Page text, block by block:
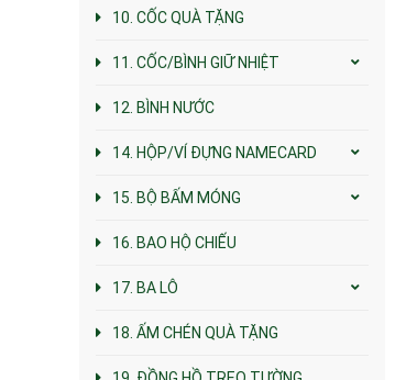
10. CỐC QUÀ TẶNG
11. CỐC/BÌNH GIỮ NHIỆT
12. BÌNH NƯỚC
14. HỘP/VÍ ĐỰNG NAMECARD
15. BỘ BẤM MÓNG
16. BAO HỘ CHIẾU
17. BA LÔ
18. ẤM CHÉN QUÀ TẶNG